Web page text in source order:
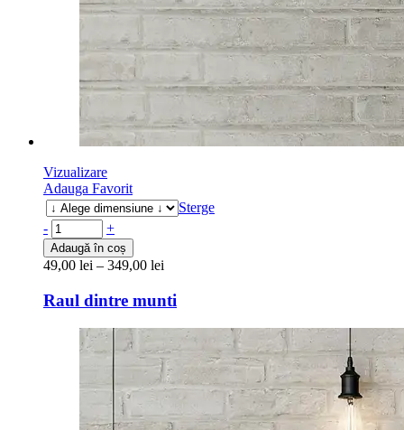
Vizualizare
Adauga Favorit
Sterge
-
+
Adaugă în coș
49,00 lei – 349,00 lei
Raul dintre munti